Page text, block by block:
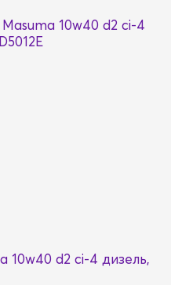
10w40 d2 ci-4
10w40 d2 ci-4 дизель,